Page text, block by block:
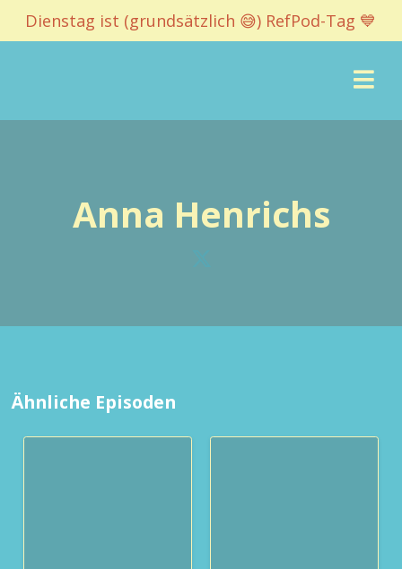
Dienstag ist (grundsätzlich 😅) RefPod-Tag 💙
Anna Henrichs
Ähnliche Episoden